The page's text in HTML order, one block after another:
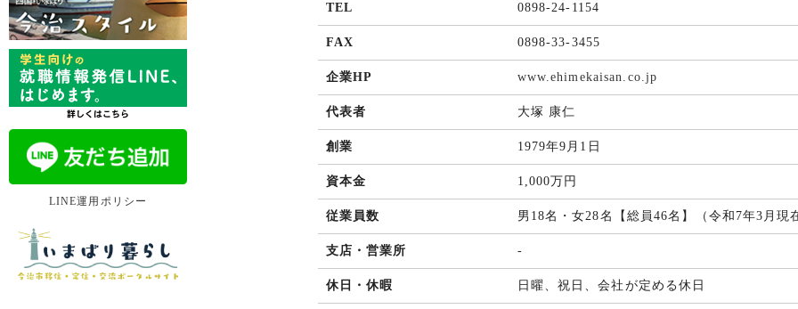
LINE運用ポリシー
TEL 0898-24-1154
FAX 0898-33-3455
企業HP www.ehimekaisan.co.jp
代表者 大塚 康仁
創業 1979年9月1日
資本金 1,000万円
従業員数 男18名・女28名【総員46名】（令和7年3月現
支店・営業所 -
休日・休暇 日曜、祝日、会社が定める休日